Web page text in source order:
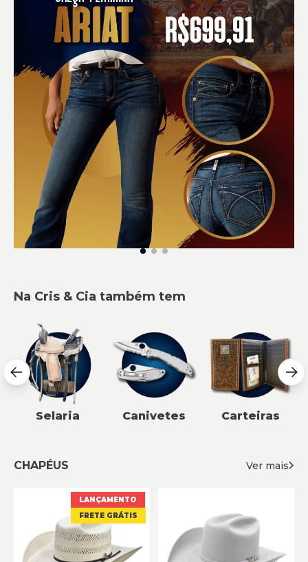
Na Cris & Cia também tem
Selaria Canivetes Carteiras
CHAPÉUS Ver mais
LANÇAMENTO
FRETE GRÁTIS